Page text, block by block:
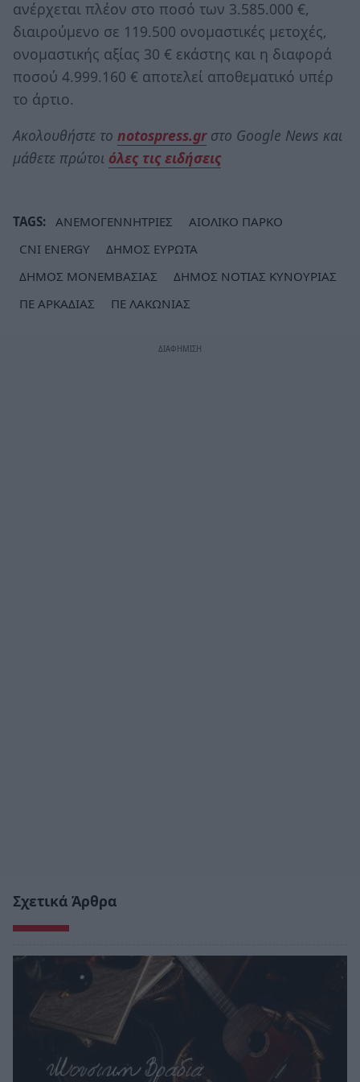
ανέρχεται πλέον στο ποσό των 3.585.000 €,
διαιρούμενο σε 119.500 ονομαστικές μετοχές,
ονομαστικής αξίας 30 € εκάστης και η διαφορά
ποσού 4.999.160 € αποτελεί αποθεματικό υπέρ
το άρτιο.
Ακολουθήστε το notospress.grστο Google News και
μάθετε πρώτοι όλες τις ειδήσεις
TAGS: ΑΝΕΜΟΓΕΝΝΗΤΡΙΕΣ
ΑΙΟΛΙΚΟ ΠΑΡΚΟ
CNI ENERGY
ΔΗΜΟΣ ΕΥΡΩΤΑ
ΔΗΜΟΣ ΜΟΝΕΜΒΑΣΙΑΣ
ΔΗΜΟΣ ΝΟΤΙΑΣ ΚΥΝΟΥΡΙΑΣ
ΠΕ ΑΡΚΑΔΙΑΣ
ΠΕ ΛΑΚΩΝΙΑΣ
Σχετικά Άρθρα